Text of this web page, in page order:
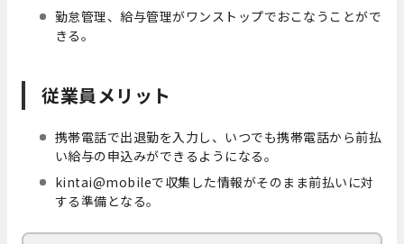
勤怠管理、給与管理がワンストップでおこなうことがで
きる。
従業員メリット
携帯電話で出退勤を入力し、いつでも携帯電話から前払
い給与の申込みができるようになる。
kintai@mobileで収集した情報がそのまま前払いに対
する準備となる。